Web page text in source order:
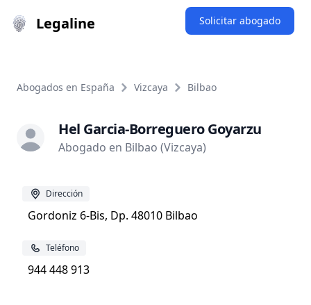
Legaline Solicitar abogado
Abogados en España Vizcaya Bilbao
Hel Garcia-Borreguero Goyarzu
Abogado en Bilbao (Vizcaya)
Dirección
Gordoniz 6-Bis, Dp. 48010 Bilbao
Teléfono
944 448 913